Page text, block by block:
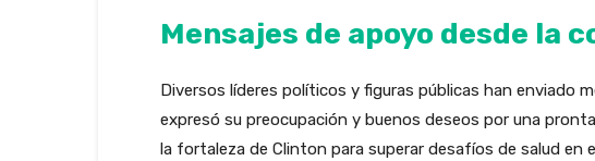
Mensajes de apoyo desde la
Diversos líderes políticos y figuras públicas han enviado
expresó su preocupación y buenos deseos por una
la fortaleza de Clinton para superar desafíos de salud en